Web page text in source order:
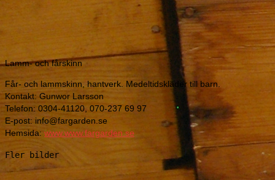
Kontakt: Gunwor Larsson
Telefon: 0304-41120, 070-237 69 97
E-post: info@fargarden.se
www.www.fargarden.se
Fler bilder
Medeltidskläder till barn